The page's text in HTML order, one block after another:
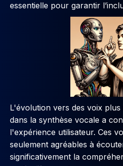
essentielle pour garantir
L'évolution vers des voix
dans la synthèse vocale a
l'expérience utilisateur. Ces
seulement agréables à
significativement la